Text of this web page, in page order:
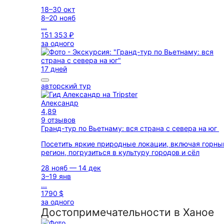
18–30 окт
8–20 нояб
...
151 353 ₽
за одного
17 дней
авторский тур
Александр
4,89
9 отзывов
Гранд-тур по Вьетнаму: вся страна с севера на юг
Посетить яркие природные локации, включая
регион, погрузиться в культуру городов и сёл
28 нояб — 14 дек
3–19 янв
...
1790 $
за одного
Достопримечательности в Ханое